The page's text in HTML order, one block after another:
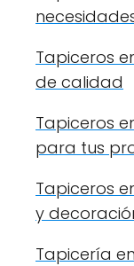
Tapiceros
de calidad
Tapiceros
para tus
Tapiceros
y
Tapicería